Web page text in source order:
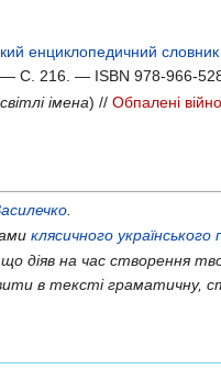
енциклопедичний словник
— С. 216. — ISBN 978-966-
імена) //Обпалені
клясичного українського
діяв на час створення
в тексті граматичну,